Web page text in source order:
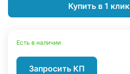
Купить в 1 клик
Есть в наличии
Запросить КП